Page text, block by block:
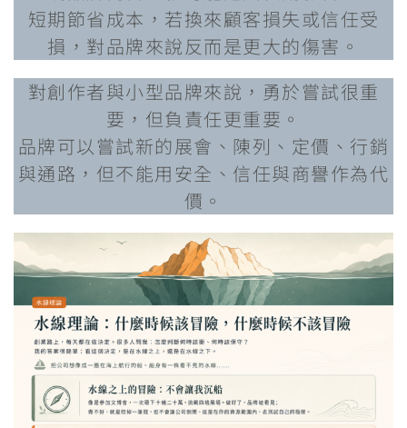
短期節省成本，若換來顧客損失或信任受
損，對品牌來說反而是更大的傷害。
對創作者與小型品牌來說，勇於嘗試很重
要，但負責任更重要。
品牌可以嘗試新的展會、陳列、定價、行銷
與通路，但不能用安全、信任與商譽作為代
價。